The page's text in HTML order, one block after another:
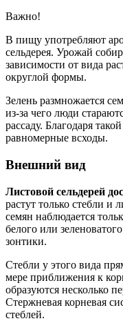
Важно!
В пищу употребляют
сельдерея. Урожай
зависимости от вида
округлой формы.
Зелень размножается
из-за чего люди
рассаду. Благодаря
равномерные всходы.
Внешний вид
Листовой сельдерей
растут только стебли и
семян наблюдается
белого или
зонтики.
Стебли у этого вида
мере приближения к
образуются несколько
Стержневая корневая
стеблей.